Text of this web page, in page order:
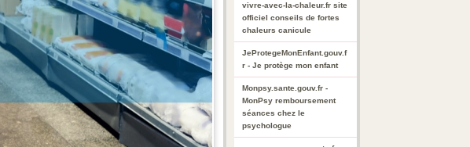
vivre-avec-la-chaleur.fr site
officiel conseils de fortes
chaleurs canicule
JeProtegeMonEnfant.gouv.f
r - Je protège mon enfant
Monpsy.sante.gouv.fr -
MonPsy remboursement
séances chez le
psychologue